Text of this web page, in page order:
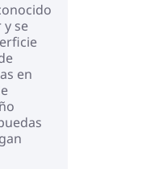
se
en